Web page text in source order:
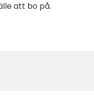
att bo på.